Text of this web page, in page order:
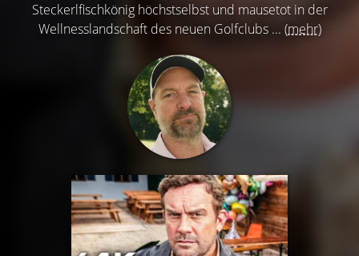
Steckerlfischkönig höchstselbst und mausetot in der
Wellnesslandschaft des neuen Golfclubs ... (mehr)